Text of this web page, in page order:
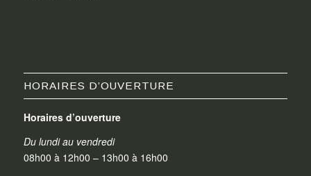
HORAIRES D’OUVERTURE
Horaires d’ouverture
Du lundi au vendredi
08h00 à 12h00 – 13h00 à 16h00